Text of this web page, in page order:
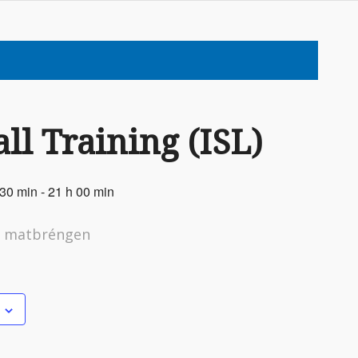
Training (ISL)
min -21 h 00 min
matbréngen